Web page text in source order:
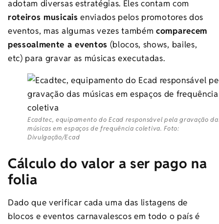
adotam diversas estratégias. Eles contam com
roteiros musicais enviados pelos promotores dos
eventos, mas algumas vezes tambémcomparecem
pessoalmente a eventos (blocos, shows, bailes,
etc) para gravar as músicas executadas.
Ecadtec, equipamento do Ecad responsável pela gravação
músicas em espaços de frequência coletiva. Foto:
Divulgação/Ecad
Cálculo do valor a ser pago na
folia
Dado que verificar cada uma das listagens de
blocos e eventos carnavalescos em todo o país é